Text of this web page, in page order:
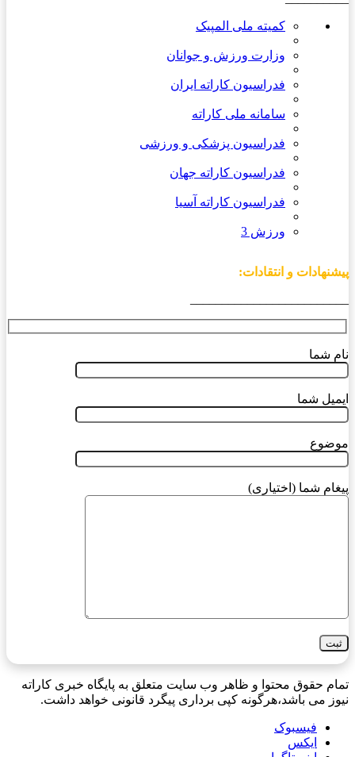
کمیته ملی المپیک
وزارت ورزش و جوانان
فدراسیون کاراته ایران
سامانه ملی کاراته
فدراسیون پزشکی و ورزشی
فدراسیون کاراته جهان
فدراسیون کاراته آسیا
ورزش 3
پیشنهادات و انتقادات:
نام شما
ایمیل شما
موضوع
پیغام شما (اختیاری)
تمام حقوق محتوا و ظاهر وب سایت متعلق به پایگاه خبری کاراته
نیوز می باشد،هرگونه کپی برداری پیگرد قانونی خواهد داشت.
فیسبوک
ایکس